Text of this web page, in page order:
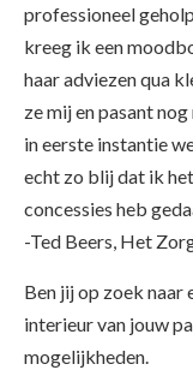
professioneel
kreeg ik een
haar adviezen qua
ze mij en pasant
in eerste instantie
echt zo blij dat ik
concessies heb
-Ted Beers, Het
Ben jij op zoek naar
interieur van jouw
mogelijkheden.